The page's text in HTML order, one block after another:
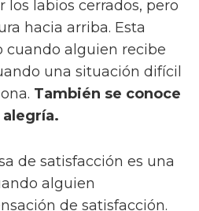
los labios cerrados, pero
hacia arriba. Esta
cuando alguien recibe
una situación difícil
También se conoce
de satisfacción es una
alguien
de satisfacción.